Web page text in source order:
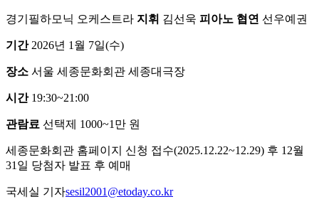
경기필하모닉 오케스트라 지휘 김선욱 피아노 협연 선우예권
기간2026년 1월 7일(수)
장소 서울 세종문화회관 세종대극장
시간19:30~21:00
관람료 선택제 1000~1만 원
세종문화회관 홈페이지 신청 접수(2025.12.22~12.29) 후 12월
31일 당첨자 발표 후 예매
국세실 기자sesil2001@etoday.co.kr